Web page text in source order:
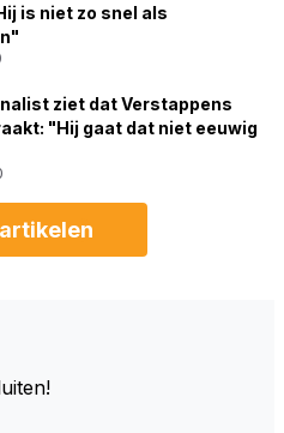
is niet zo snel als
ziet dat Verstappens
"Hij gaat dat niet eeuwig